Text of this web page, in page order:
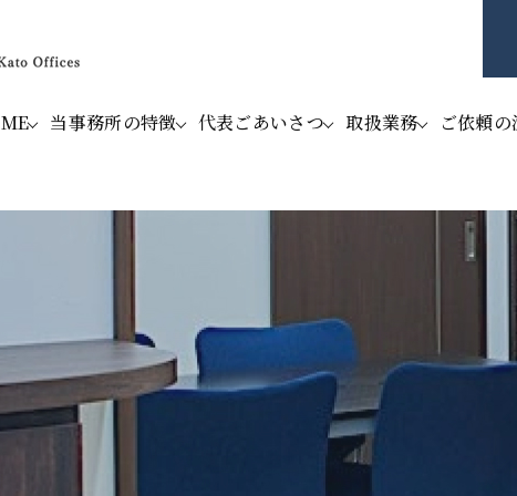
当事務所の特徴 代表ごあいさつ 取扱業務 ご依頼